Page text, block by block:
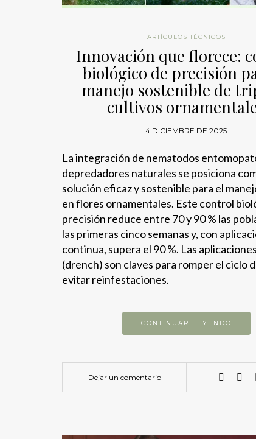
ARTÍCULOS TÉCNICOS
Innovación que florece:
biológico de precisión
manejo sostenible de
cultivos
4 DICIEMBRE DE 2025
La integración de nematodos
depredadores naturales se posiciona
solución eficaz y sostenible para el
en flores ornamentales. Este control
precisión reduce entre 70 y 90 % las
las primeras cinco semanas y, con
continua, supera el 90 %. Las
(drench) son claves para romper el ciclo
evitar reinfestaciones.
CONTINUAR LEYENDO
Dejar un comentario